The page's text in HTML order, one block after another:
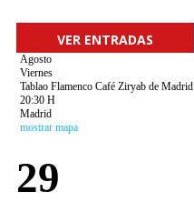
VER ENTRADAS
Agosto
Viernes
Tablao Flamenco Café Ziryab de Madrid
20:30 H
Madrid
mostrar mapa
29